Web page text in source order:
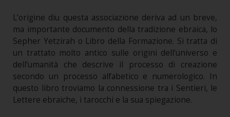
L’origine diu questa associazione deriva ad un breve,
ma importante documento della tradizione ebraica, lo
Sepher Yetzirah o Libro della Formazione. Si tratta di
un trattato molto antico sulle origini dell’universo e
dell’umanità che descrive il processo di creazione
secondo un processo alfabetico e numerologico. In
questo libro troviamo la connessione tra i Sentieri, le
Lettere ebraiche, i tarocchi e la sua spiegazione.